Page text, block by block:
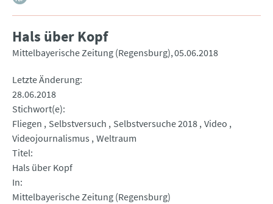
Hals über Kopf
Mittelbayerische Zeitung (Regensburg) 05.06.2018
Letzte Änderung
28.06.2018
Stichwort(e)
Fliegen
Selbstversuch Selbstversuche 2018 Video
Videojournalismus Weltraum
Titel
Hals über Kopf
In
Mittelbayerische Zeitung (Regensburg)